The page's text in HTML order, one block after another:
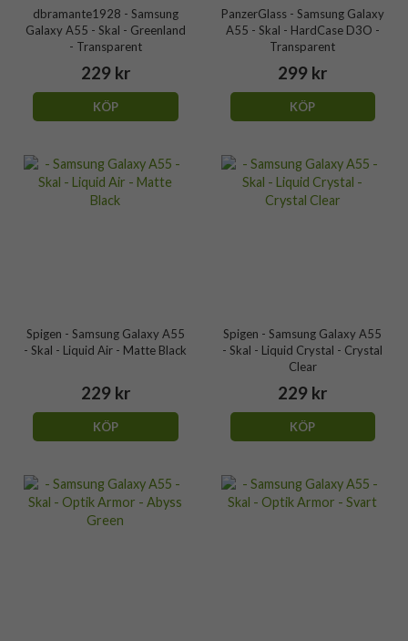
dbramante1928 - Samsung
Galaxy A55 - Skal - Greenland
- Transparent
229 kr
KÖP
PanzerGlass - Samsung Galaxy
A55 - Skal - HardCase D3O -
Transparent
299 kr
KÖP
Spigen - Samsung Galaxy A55
- Skal - Liquid Air - Matte Black
229 kr
KÖP
Spigen - Samsung Galaxy A55
- Skal - Liquid Crystal - Crystal
Clear
229 kr
KÖP